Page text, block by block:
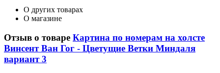
О других товарах
О магазине
Отзыв о товаре Картина по номерам на холсте
Винсент Ван Гог - Цветущие Ветки Миндаля
вариант 3